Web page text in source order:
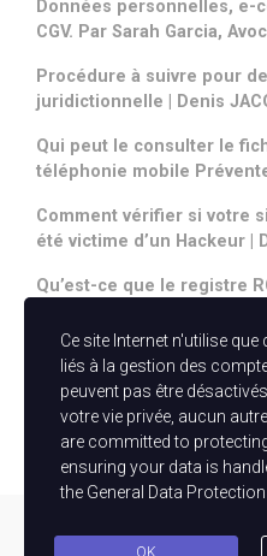
Données personnelles, e-
CGV. Par Sarah Garcia,
Procédure à suivre pour
juridictionnelle | Denis
Qui peut le consulter le
téléphonie mobile
Comment vérifier si votre
été victime d’un Hackeur |
Qu’est-ce que le registre
Catégories
Catégories
theme by
Ce site Internet n'utilise
liés à la gestion des
peuvent pas être
votre vie privée, aucun
are committed to
ensuring your data is
the General Data
OK